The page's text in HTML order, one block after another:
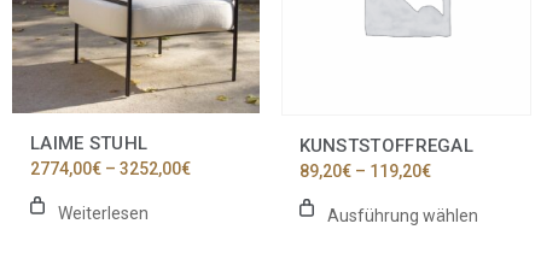
LAIME STUHL
2774,00€ – 3252,00€Preisspanne:
Weiterlesen
KUNSTSTOFFREGAL
89,20€ – 119,20€Preisspanne:
bis
119,20€
Ausführung wählen
gewählt
werden